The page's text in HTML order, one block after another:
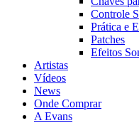
Controle
Prática e
Patches
Efeitos
Artistas
Vídeos
News
Onde Comprar
A Evans